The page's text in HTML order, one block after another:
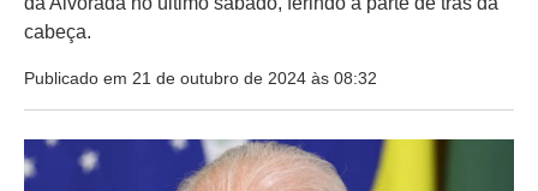
cabeça.
Publicado em 21 de outubro de 2024 às 08:32